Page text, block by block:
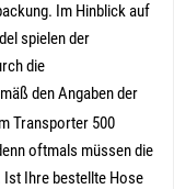
Im Hinblick auf
spielen der
die
den Angaben der
Transporter 500
oftmals müssen die
Ihre bestellte Hose